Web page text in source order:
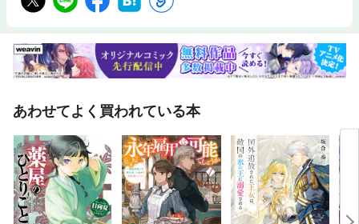
あわせてよく買われている本